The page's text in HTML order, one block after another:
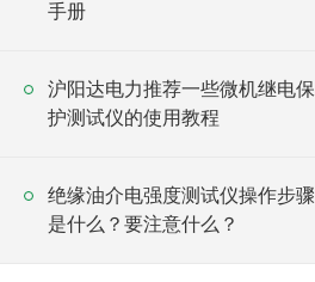
手册
沪阳达电力推荐一些微机继电保
护测试仪的使用教程
绝缘油介电强度测试仪操作步骤
是什么？要注意什么？